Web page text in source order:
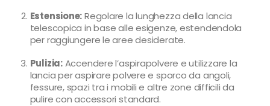
Estensione:Regolare la lunghezza della lancia
telescopica in base alle esigenze, estendendola
per raggiungere le aree desiderate.
Pulizia:Accendere l’aspirapolvere e utilizzare la
lancia per aspirare polvere e sporco da angoli,
fessure, spazi tra i mobili e altre zone difficili da
pulire con accessori standard.